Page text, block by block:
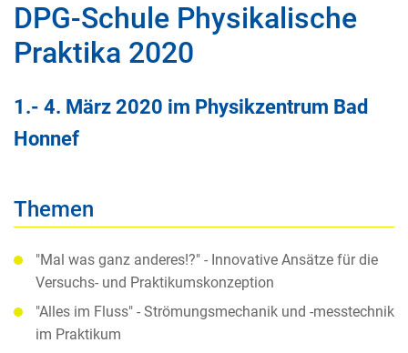
DPG-Schule Physikalische
Praktika 2020
1.- 4. März 2020 im Physikzentrum Bad
Honnef
Themen
"Mal was ganz anderes!?" - Innovative Ansätze für die
Versuchs- und Praktikumskonzeption
"Alles im Fluss" - Strömungsmechanik und -messtechnik
im Praktikum